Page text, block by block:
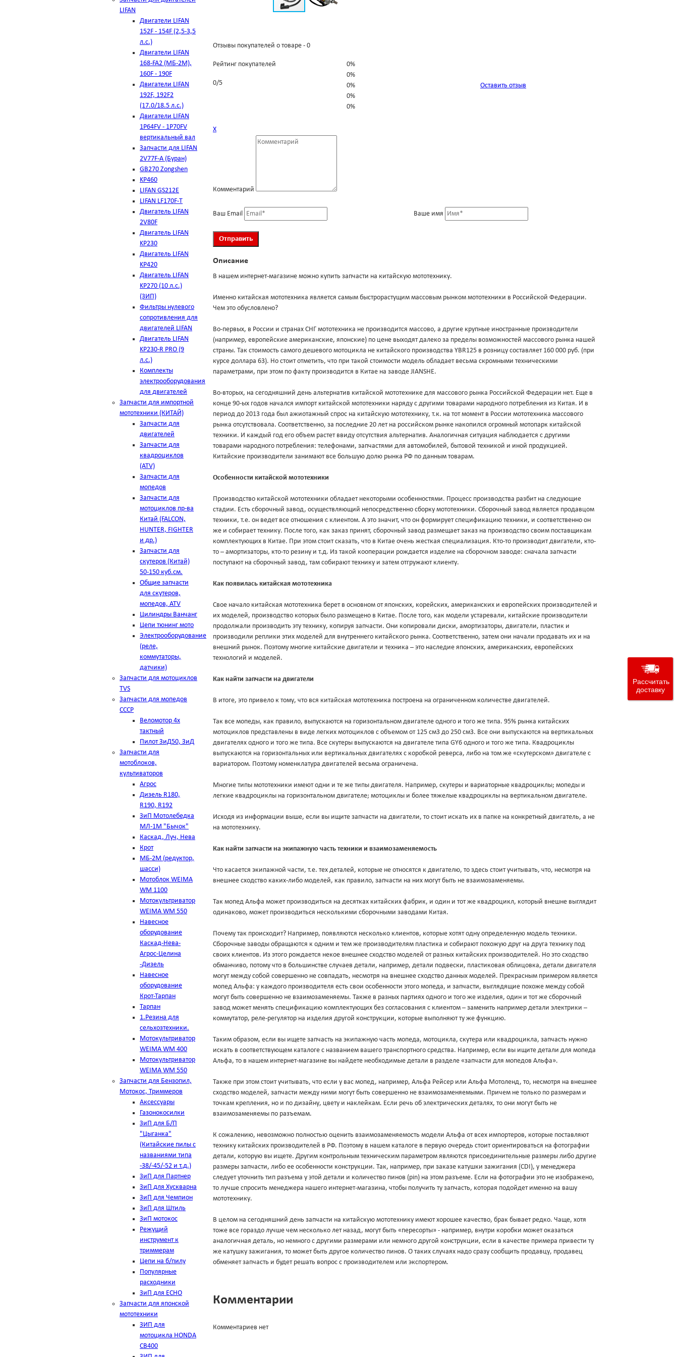
LIFAN
Двигатели LIFAN
152F - 154F (2,5-3,5
л.с.)
Двигатели LIFAN
168-FA2 (МБ-2М),
160F - 190F
Двигатели LIFAN
192F, 192F2
(17.0/18.5 л.с.)
Двигатели LIFAN
1Р64FV - 1Р70FV
вертикальный вал
Запчасти для LIFAN
2V77F-A (Буран)
GB270 Zongshen
KP460
LIFAN GS212E
LIFAN LF170F-T
Двигатель LIFAN
2V80F
Двигатель LIFAN
KP230
Двигатель LIFAN
KP420
Двигатель LIFAN
KP270 (10 л.с.)
(ЗИП)
Фильтры нулевого
сопротивления для
двигателей LIFAN
Двигатель LIFAN
KP230-R PRO (9
л.с.)
Комплекты
электрооборудования
для двигателей
Запчасти для импортной
мототехники (КИТАЙ)
Запчасти для
двигателей
Запчасти для
квадроциклов
(ATV)
Запчасти для
мопедов
Запчасти для
мотоциклов пр-ва
Китай (FALCON,
HUNTER, FIGHTER
и др.)
Запчасти для
скутеров (Китай)
50-150 куб.см.
Общие запчасти
для скутеров,
мопедов, ATV
Цилиндры Ванчанг
Цепи тюнинг мото
Электрооборудование
(реле,
коммутаторы,
датчики)
Запчасти для мотоциклов
TVS
Запчасти для мопедов
СССР
Веломотор 4х
тактный
Пилот ЗиД50, ЗиД
Запчасти для
мотоблоков,
культиваторов
Агрос
Дизель R180,
R190, R192
ЗиП Мотолебедка
МЛ-1М "Бычок"
Каскад, Луч, Нева
Крот
МБ-2М (редуктор,
шасси)
Мотоблок WEIMA
WM 1100
Мотокультриватор
WEIMA WM 550
Навесное
оборудование
Каскад-Нева-
Агрос-Целина
-Дизель
Навесное
оборудование
Крот-Тарпан
Тарпан
1.Резина для
сельхозтехники.
Мотокультриватор
WEIMA WM 400
Мотокультриватор
WEIMA WM 550
Запчасти для Бензопил,
Мотокос, Триммеров
Аксессуары
Газонокосилки
ЗиП для Б/П
"Цыганка"
(Китайские пилы с
названиями типа
-38/-45/-52 и т.д.)
ЗиП для Партнер
ЗиП для Хускварна
ЗиП для Чемпион
ЗиП для Штиль
ЗиП мотокос
Режущий
инструмент к
триммерам
Цепи на б/пилу
Популярные
расходники
ЗиП для ЕСНО
Запчасти для японской
мототехники
ЗИП для
мотоцикла HONDA
CB400
Отзывы покупателей о товаре - 0
Рейтинг покупателей
0/5
0%
0%
0%
0%
0%
Оставить отзыв
Х
Комментарий
Ваш Email Ваше имя
Описание
В нашем интернет-магазине можно купить запчасти на китайскую мототехнику.
Именно китайская мототехника является самым быстрорастущим массовым рынком мототехники в Российской Федерации.
Чем это обусловлено?
Во-первых, в России и странах СНГ мототехника не производится массово, а другие крупные иностранные производители
(например, европейские американские, японские) по цене выходят далеко за пределы возможностей массового рынка нашей
страны. Так стоимость самого дешевого мотоцикла не китайского производства YBR125 в розницу составляет 160 000 руб. (при
курсе доллара 63). Но стоит отметить, что при такой стоимости модель обладает весьма скромными техническими
параметрами, при этом по факту производится в Китае на заводе JIANSHE.
Во-вторых, на сегодняшний день альтернатив китайской мототехнике для массового рынка Российской Федерации нет. Еще в
конце 90-ых годов начался импорт китайской мототехники наряду с другими товарами народного потребления из Китая. И в
период до 2013 года был ажиотажный спрос на китайскую мототехнику, т.к. на тот момент в России мототехника массового
рынка отсутствовала. Соответственно, за последние 20 лет на российском рынке накопился огромный мотопарк китайской
техники. И каждый год его объем растет ввиду отсутствия альтернатив. Аналогичная ситуация наблюдается с другими
товарами народного потребления: телефонами, запчастями для автомобилей, бытовой техникой и иной продукцией.
Китайские производители занимают все большую долю рынка РФ по данным товарам.
Особенности китайской мототехники
Производство китайской мототехники обладает некоторыми особенностями. Процесс производства разбит на следующие
стадии. Есть сборочный завод, осуществляющий непосредственно сборку мототехники. Сборочный завод является продавцом
техники, т.е. он ведет все отношения с клиентом. А это значит, что он формирует спецификацию техники, и соответственно он
же и собирает технику. После того, как заказ принят, сборочный завод размещает заказ на производство своим поставщикам
комплектующих в Китае. При этом стоит сказать, что в Китае очень жесткая специализация. Кто-то производит двигатели, кто-
то – амортизаторы, кто-то резину и т.д. Из такой кооперации рождается изделие на сборочном заводе: сначала запчасти
поступают на сборочный завод, там собирают технику и затем отгружают клиенту.
Как появилась китайская мототехника
Свое начало китайская мототехника берет в основном от японских, корейских, американских и европейских производителей и
их моделей, производство которых было размещено в Китае. После того, как модели устаревали, китайские производители
продолжали производить эту технику, копируя запчасти. Они копировали диски, амортизаторы, двигатели, пластик и
производили реплики этих моделей для внутреннего китайского рынка. Соответственно, затем они начали продавать их и на
внешний рынок. Поэтому многие китайские двигатели и техника – это наследие японских, американских, европейских
технологий и моделей.
Как найти запчасти на двигатели
В итоге, это привело к тому, что вся китайская мототехника построена на ограниченном количестве двигателей.
Так все мопеды, как правило, выпускаются на горизонтальном двигателе одного и того же типа. 95% рынка китайских
мотоциклов представлены в виде легких мотоциклов с объемом от 125 см3 до 250 см3. Все они выпускаются на вертикальных
двигателях одного и того же типа. Все скутеры выпускаются на двигателе типа GY6 одного и того же типа. Квадроциклы
выпускаются на горизонтальных или вертикальных двигателях с коробкой реверса, либо на том же «скутерском» двигателе с
вариатором. Поэтому номенклатура двигателей весьма ограничена.
Многие типы мототехники имеют одни и те же типы двигателя. Например, скутеры и вариаторные квадроциклы; мопеды и
легкие квадроциклы на горизонтальном двигателе; мотоциклы и более тяжелые квадроциклы на вертикальном двигателе.
Исходя из информации выше, если вы ищите запчасти на двигатели, то стоит искать их в папке на конкретный двигатель, а не
на мототехнику.
Как найти запчасти на экипажную часть техники и взаимозаменяемость
Что касается экипажной части, т.е. тех деталей, которые не относятся к двигателю, то здесь стоит учитывать, что, несмотря на
внешнее сходство каких-либо моделей, как правило, запчасти на них могут быть не взаимозаменяемы.
Так мопед Альфа может производиться на десятках китайских фабрик, и один и тот же квадроцикл, который внешне выглядит
одинаково, может производиться несколькими сборочными заводами Китая.
Почему так происходит? Например, появляются несколько клиентов, которые хотят одну определенную модель техники.
Сборочные заводы обращаются к одним и тем же производителям пластика и собирают похожую друг на друга технику под
своих клиентов. Из этого рождается некое внешнее сходство моделей от разных китайских производителей. Но это сходство
обманчиво, потому что в большинстве случаев детали, например, детали подвески, пластиковая облицовка, детали двигателя
могут между собой совершенно не совпадать, несмотря на внешнее сходство данных моделей. Прекрасным примером является
мопед Альфа: у каждого производителя есть свои особенности этого мопеда, и запчасти, выглядящие похоже между собой
могут быть совершенно не взаимозаменяемы. Также в разных партиях одного и того же изделия, один и тот же сборочный
завод может менять спецификацию комплектующих без согласования с клиентом – заменить например детали электрики –
коммутатор, реле-регулятор на изделия другой конструкции, которые выполняют ту же функцию.
Таким образом, если вы ищете запчасть на экипажную часть мопеда, мотоцикла, скутера или квадроцикла, запчасть нужно
искать в соответствующем каталоге с названием вашего транспортного средства. Например, если вы ищите детали для мопеда
Альфа, то в нашем интернет-магазине вы найдете необходимые детали в разделе «запчасти для мопедов Альфа».
Также при этом стоит учитывать, что если у вас мопед, например, Альфа Рейсер или Альфа Мотоленд, то, несмотря на внешнее
сходство моделей, запчасти между ними могут быть совершенно не взаимозаменяемыми. Причем не только по размерам и
точкам крепления, но и по дизайну, цвету и наклейкам. Если речь об электрических деталях, то они могут быть не
взаимозаменяемы по разъемам.
К сожалению, невозможно полностью оценить взаимозаменяемость модели Альфа от всех импортеров, которые поставляют
технику китайских производителей в РФ. Поэтому в нашем каталоге в первую очередь стоит ориентироваться на фотографии
детали, которую вы ищете. Другим контрольным техническим параметром являются присоединительные размеры либо другие
размеры запчасти, либо ее особенности конструкции. Так, например, при заказе катушки зажигания (CDI), у менеджера
следует уточнить тип разъема у этой детали и количество пинов (pin) на этом разъеме. Если на фотографии это не изображено,
то лучше спросить менеджера нашего интернет-магазина, чтобы получить ту запчасть, которая подойдет именно на вашу
мототехнику.
В целом на сегодняшний день запчасти на китайскую мототехнику имеют хорошее качество, брак бывает редко. Чаще, хотя
тоже все гораздо лучше чем несколько лет назад, могут быть «пересорты» - например, внутри коробки может оказаться
аналогичная деталь, но немного с другими размерами или немного другой конструкции, если в качестве примера привести ту
же катушку зажигания, то может быть другое количество пинов. О таких случаях надо сразу сообщить продавцу, продавец
обменяет запчасть и будет решать вопрос с производителем или экспортером.
Комментарии
Комментариев нет
Рассчитать
доставку